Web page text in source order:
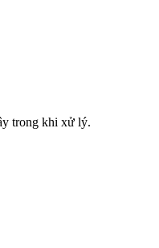
trong khi xử lý.